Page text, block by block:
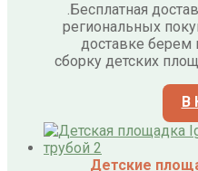
.Бесплатная
региональных
доставке берем
сборку детских
В
Детские